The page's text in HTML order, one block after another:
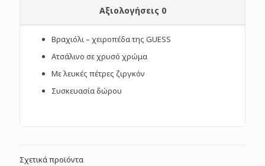
Αξιολογήσεις 0
Βραχιόλι – χειροπέδα της GUESS
Ατσάλινο σε χρυσό χρώμα
Με λευκές πέτρες ζιργκόν
Συσκευασία δώρου
Σχετικά προϊόντα